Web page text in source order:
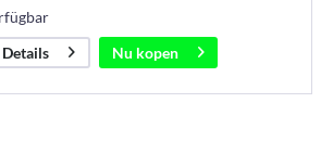
Details
Nu kopen